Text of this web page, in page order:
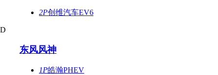
2P创维汽车EV6
D
东风风神
1P皓瀚PHEV